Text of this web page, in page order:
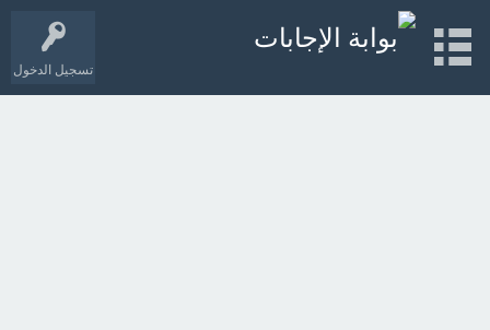
تسجيل الدخول